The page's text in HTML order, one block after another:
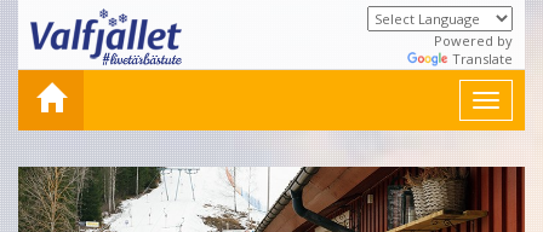
Powered by
Translate
Toggle